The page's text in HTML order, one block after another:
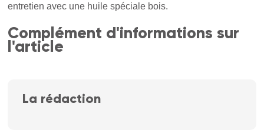
entretien avec une huile spéciale bois.
Complément d'informations sur
l'article
La rédaction